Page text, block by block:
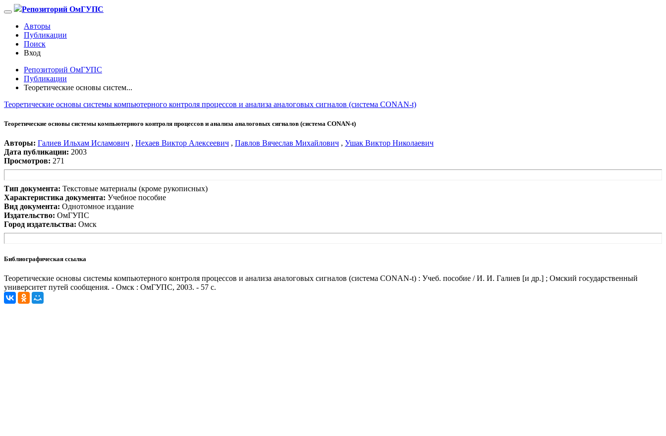
Репозиторий ОмГУПС
Авторы
Публикации
Поиск
Вход
Репозиторий ОмГУПС
Публикации
Теоретические основы систем...
Теоретические основы системы компьютерного контроля процессов и анализа аналоговых сигналов (система CONAN-t)
Теоретические основы системы компьютерного контроля процессов и анализа аналоговых сигналов (система CONAN-t)
Авторы: Галиев Ильхам Исламович , Нехаев Виктор Алексеевич , Павлов Вячеслав Михайлович , Ушак Виктор Николаевич
Дата публикации: 2003
Просмотров: 271
Тип документа: Текстовые материалы (кроме рукописных)
Характеристика документа: Учебное пособие
Вид документа: Однотомное издание
Издательство: ОмГУПС
Город издательства: Омск
Библиографическая ссылка
Теоретические основы системы компьютерного контроля процессов и анализа аналоговых сигналов (система CONAN-t) : Учеб. пособие / И. И. Галиев [и др.] ; Омский государственный
университет путей сообщения. - Омск : ОмГУПС, 2003. - 57 с.